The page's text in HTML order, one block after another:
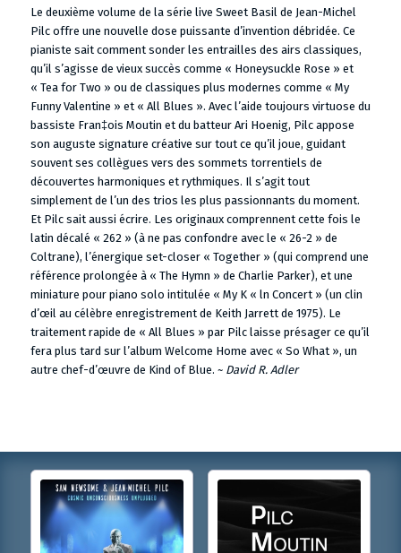
Le deuxième volume de la série live Sweet Basil de Jean-Michel
Pilc offre une nouvelle dose puissante d’invention débridée. Ce
pianiste sait comment sonder les entrailles des airs classiques,
qu’il s’agisse de vieux succès comme « Honeysuckle Rose » et
« Tea for Two » ou de classiques plus modernes comme « My
Funny Valentine » et « All Blues ». Avec l’aide toujours virtuose du
bassiste Fran‡ois Moutin et du batteur Ari Hoenig, Pilc appose
son auguste signature créative sur tout ce qu’il joue, guidant
souvent ses collègues vers des sommets torrentiels de
découvertes harmoniques et rythmiques. Il s’agit tout
simplement de l’un des trios les plus passionnants du moment.
Et Pilc sait aussi écrire. Les originaux comprennent cette fois le
latin décalé « 262 » (à ne pas confondre avec le « 26-2 » de
Coltrane), l’énergique set-closer « Together » (qui comprend une
référence prolongée à « The Hymn » de Charlie Parker), et une
miniature pour piano solo intitulée « My K « ln Concert » (un clin
d’œil au célèbre enregistrement de Keith Jarrett de 1975). Le
traitement rapide de « All Blues » par Pilc laisse présager ce qu’il
fera plus tard sur l’album Welcome Home avec « So What », un
autre chef-d’œuvre de Kind of Blue. ~ David R. Adler